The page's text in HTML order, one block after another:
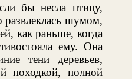
бы несла птицу,
развлеклась шумом,
как раньше, когда
ему. Она
тени деревьев,
походкой, полной